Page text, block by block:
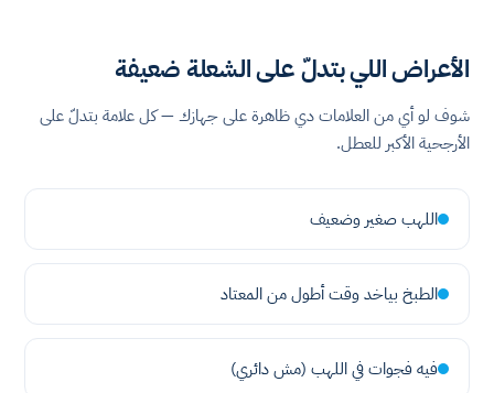
الأعراض اللي بتدلّ على الشعلة ضعيفة
شوف لو أي من العلامات دي ظاهرة على جهازك — كل علامة بتدلّ على
الأرجحية الأكبر للعطل.
اللهب صغير وضعيف
الطبخ بياخد وقت أطول من المعتاد
فيه فجوات في اللهب (مش دائري)